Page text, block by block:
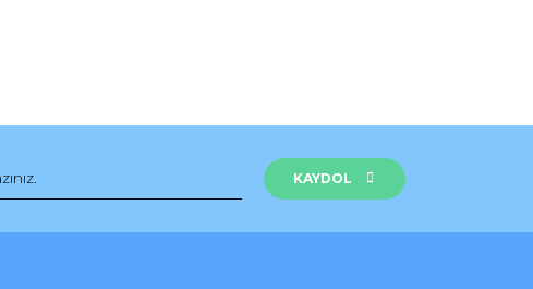
KAYDOL